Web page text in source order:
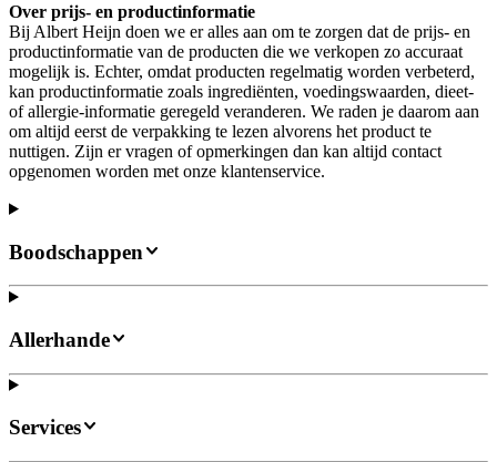
Over prijs- en productinformatie
Bij Albert Heijn doen we er alles aan om te zorgen dat de prijs- en
productinformatie van de producten die we verkopen zo accuraat
mogelijk is. Echter, omdat producten regelmatig worden verbeterd,
kan productinformatie zoals ingrediënten, voedingswaarden, dieet-
of allergie-informatie geregeld veranderen. We raden je daarom aan
om altijd eerst de verpakking te lezen alvorens het product te
nuttigen. Zijn er vragen of opmerkingen dan kan altijd contact
opgenomen worden met onze klantenservice.
Boodschappen
Allerhande
Services